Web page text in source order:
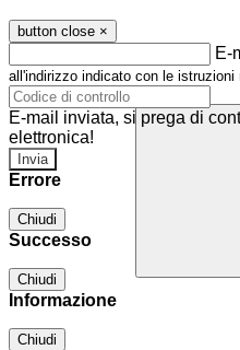
button close ×
E-
all'indirizzo indicato con le istruzioni
E-mail inviata, si prega di
elettronica!
Errore
Chiudi
Successo
Chiudi
Informazione
Chiudi